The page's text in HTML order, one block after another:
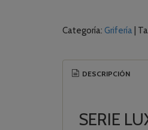
Categoría: Grifería
DESCRIPCIÓN
SERIE